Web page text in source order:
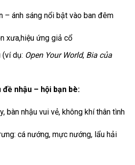
– ánh sáng nổi bật vào ban đêm
xưa,hiệu ứng giả cổ
(ví dụ: Open Your World, Bia của
nhậu – hội bạn bè:
bàn nhậu vui vẻ, không khí thân tình
cá nướng, mực nướng, lẩu hải